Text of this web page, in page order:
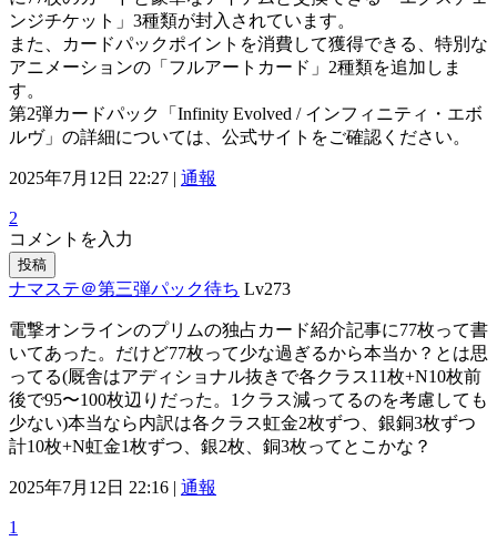
ンジチケット」3種類が封入されています。
また、カードパックポイントを消費して獲得できる、特別な
アニメーションの「フルアートカード」2種類を追加しま
す。
第2弾カードパック「Infinity Evolved / インフィニティ・エボ
ルヴ」の詳細については、公式サイトをご確認ください。
2025年7月12日 22:27 | 通報
2
コメントを入力
投稿
ナマステ＠第三弾パック待ち Lv273
電撃オンラインのプリムの独占カード紹介記事に77枚って書
いてあった。だけど77枚って少な過ぎるから本当か？とは思
ってる(厩舎はアディショナル抜きで各クラス11枚+N10枚前
後で95〜100枚辺りだった。1クラス減ってるのを考慮しても
少ない)本当なら内訳は各クラス虹金2枚ずつ、銀銅3枚ずつ
計10枚+N虹金1枚ずつ、銀2枚、銅3枚ってとこかな？
2025年7月12日 22:16 | 通報
1